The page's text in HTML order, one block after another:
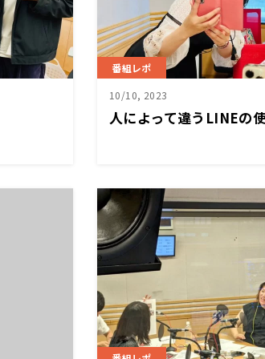
番組レポ
10/10, 2023
人によって違うLINEの